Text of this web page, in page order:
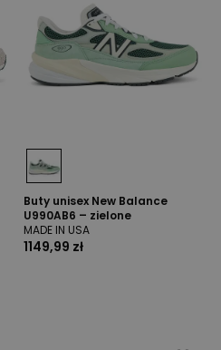
Buty unisex New Balance
U990AB6 – zielone
MADE IN USA
1149,99 zł